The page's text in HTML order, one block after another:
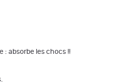
: absorbe les chocs !!